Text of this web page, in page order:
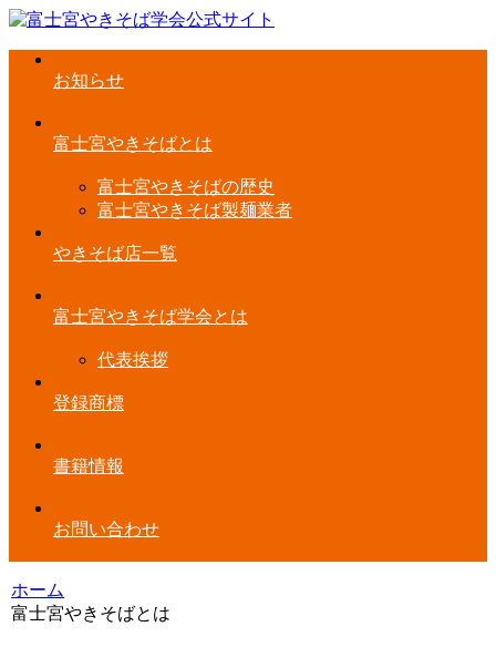
お知らせ
富士宮やきそばとは
富士宮やきそばの歴史
富士宮やきそば製麺業者
やきそば店一覧
富士宮やきそば学会とは
代表挨拶
登録商標
書籍情報
お問い合わせ
ホーム
富士宮やきそばとは